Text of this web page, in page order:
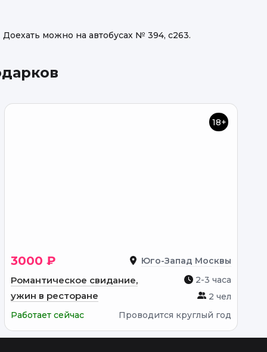
Доехать можно на автобусах № 394, с263.
18+
3000 ₽ Юго-Запад Москвы
Романтическое свидание,
ужин в ресторане
2-3 часа
2 чел
Работает сейчас
Проводится круглый год